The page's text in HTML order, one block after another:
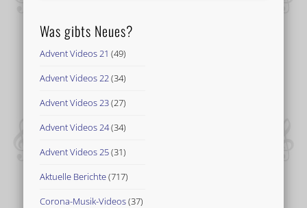
Was gibts Neues?
Advent Videos 21 (49)
Advent Videos 22(34)
Advent Videos 23(27)
Advent Videos 24(34)
Advent Videos 25(31)
Aktuelle Berichte(717)
Corona-Musik-Videos(37)